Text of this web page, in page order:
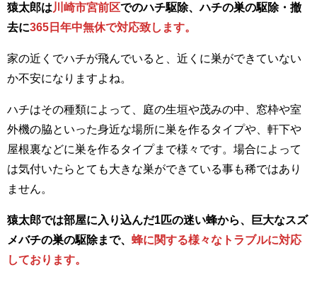
猿太郎は 川崎市宮前区でのハチ駆除、ハチの巣の駆除・撤
去に365日年中無休で対応致します。
家の近くでハチが飛んでいると、近くに巣ができていない
か不安になりますよね。
ハチはその種類によって、庭の生垣や茂みの中、窓枠や室
外機の脇といった身近な場所に巣を作るタイプや、軒下や
屋根裏などに巣を作るタイプまで様々です。場合によって
は気付いたらとても大きな巣ができている事も稀ではあり
ません。
猿太郎では部屋に入り込んだ1匹の迷い蜂から、巨大なスズ
メバチの巣の駆除まで、 蜂に関する様々なトラブルに対応
しております。